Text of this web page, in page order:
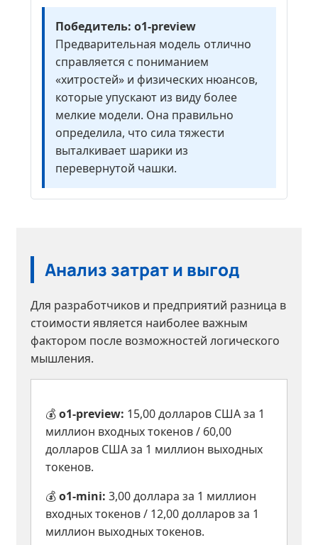
Победитель: o1-preview
Предварительная модель отлично
справляется с пониманием
«хитростей» и физических нюансов,
которые упускают из виду более
мелкие модели. Она правильно
определила, что сила тяжести
выталкивает шарики из
перевернутой чашки.
Анализ затрат и выгод
Для разработчиков и предприятий разница в
стоимости является наиболее важным
фактором после возможностей логического
мышления.
💰o1-preview: 15,00 долларов США за 1
миллион входных токенов / 60,00
долларов США за 1 миллион выходных
токенов.
💰o1-mini: 3,00 доллара за 1 миллион
входных токенов / 12,00 долларов за 1
миллион выходных токенов.